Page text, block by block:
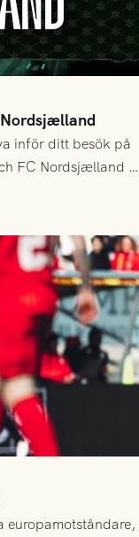
inför ditt besök på
FC Nordsjælland i
på torsdag
europamotståndare,